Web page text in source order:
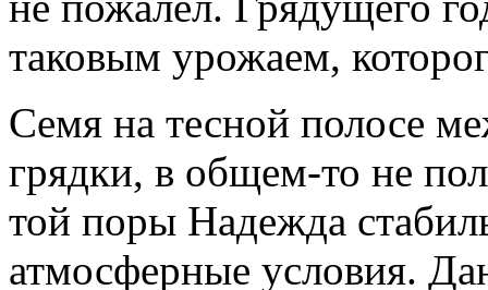
таковым урожаем,
Семя на тесной полосе
грядки, в общем-то не
той поры Надежда
атмосферные условия.